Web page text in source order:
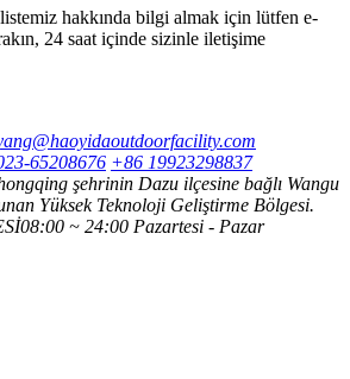
hakkında bilgi almak için lütfen e-
24 saat içinde sizinle iletişime
65208676 +86 19923298837
şehrinin Dazu ilçesine bağlı Wangu
Yüksek Teknoloji Geliştirme Bölgesi.
08:00 ~ 24:00 Pazartesi - Pazar